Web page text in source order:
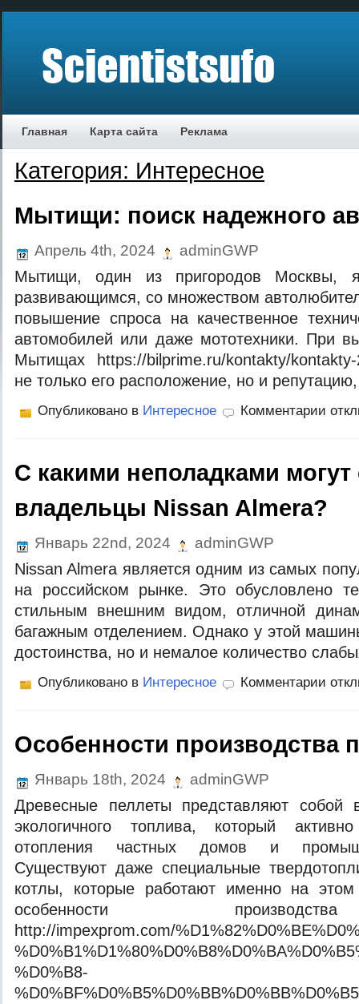
Главная Карта сайта Реклама
Категория: Интересное
Мытищи: поиск надежного
Апрель 4th, 2024 adminGWP
Мытищи, один из пригородов Москвы,
развивающимся, со множеством
повышение спроса на качественное
автомобилей или даже мототехники. При
Мытищах https://bilprime.ru/kontakty/
не только его расположение, но и
Опубликовано в Интересное Комментарии
С какими неполадками могут
владельцы Nissan Almera?
Январь 22nd, 2024 adminGWP
Nissan Almera является одним из самых
на российском рынке. Это обусловлено
стильным внешним видом, отличной
багажным отделением. Однако у этой
достоинства, но и немалое количество
Опубликовано в Интересное Комментарии
Особенности производства
Январь 18th, 2024 adminGWP
Древесные пеллеты представляют собой
экологичного топлива, который
отопления частных домов и
Существуют даже специальные
котлы, которые работают именно на
особенности
http://impexprom.com/
%D0%B8-